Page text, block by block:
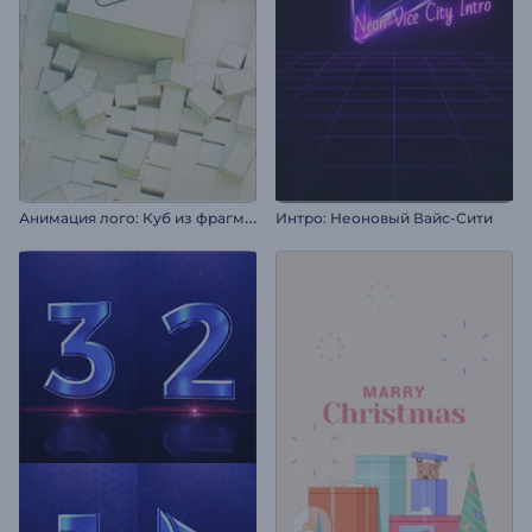
А
нимация лого: Куб из фрагментов Интро: Неоновый Вайс-Сити